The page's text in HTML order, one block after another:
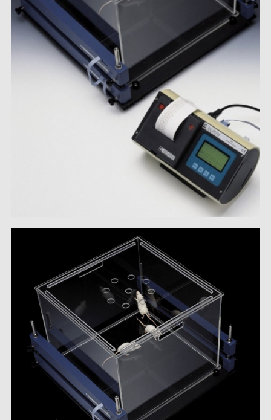
Stimulation-évaluation Thermique
ACTIVITÉ LOCOMOTRICE ET EXPLORATOIRE
COORDINATION ET SENSORI-MOTEUR
ANXIÉTÉ ET DÉPRESSION
CAGES À INDUCTION ET MASQUES D’ANESTHÉSIE
ÉVAPORATEURS
SOURCE D’AIR ET D’OXYGÈNE
ACCESSOIRES ET CONSOMMABLES POUR STATION D’ANESTHÉSIE
MODÈLES DE CADRES STÉRÉOTAXIQUES
ADAPTATEURS POUR MAINTIEN SUR CADRES STÉRÉOTAXIQUES
BARRES D’OREILLES